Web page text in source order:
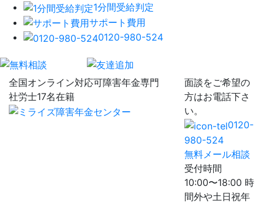
1分間受給判定
サポート費用
0120-980-524
全国オンライン対応可障害年金専門
社労士17名在籍
面談をご希望の
方はお電話下さ
い。
0120-
980-524
無料メール相談
受付時間
10:00〜18:00 時
間外や土日祝年